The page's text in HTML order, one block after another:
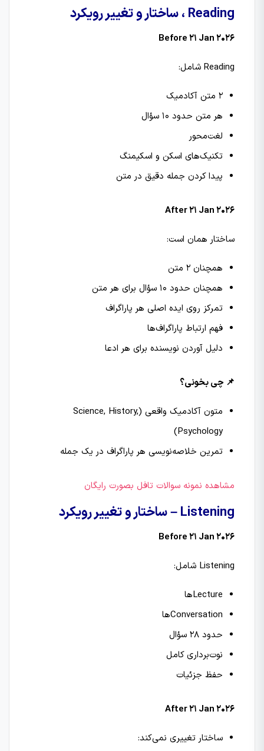
Reading ، ساختار و تغییر رویکرد
Before 21 Jan 2026
Reading شامل:
2 متن آکادمیک
هر متن حدود 10 سؤال
لغت‌محور
تکنیک‌های اسکن و اسکیمنگ
پیدا کردن جمله دقیق در متن
After 21 Jan 2026
ساختار همان است:
همچنان 2 متن
همچنان حدود 10 سؤال برای هر متن
تمرکز روی ایده اصلی هر پاراگراف
فهم ارتباط پاراگراف‌ها
دلیل آوردن نویسنده برای هر ادعا
📌 چی بخونی؟
متون آکادمیک واقعی (Science, History,
Psychology)
تمرین خلاصه‌نویسی هر پاراگراف در یک جمله
مشاهده نمونه سوالات تافل بصورت رایگان
Listening – ساختار و تغییر رویکرد
Before 21 Jan 2026
Listening شامل:
Lectureها
Conversationها
حدود 28 سؤال
نوت‌برداری کامل
حفظ جزئیات
After 21 Jan 2026
ساختار تغییری نمی‌کند: